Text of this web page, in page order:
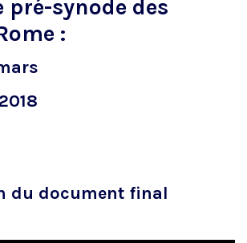
pré-synode des
:
du document final